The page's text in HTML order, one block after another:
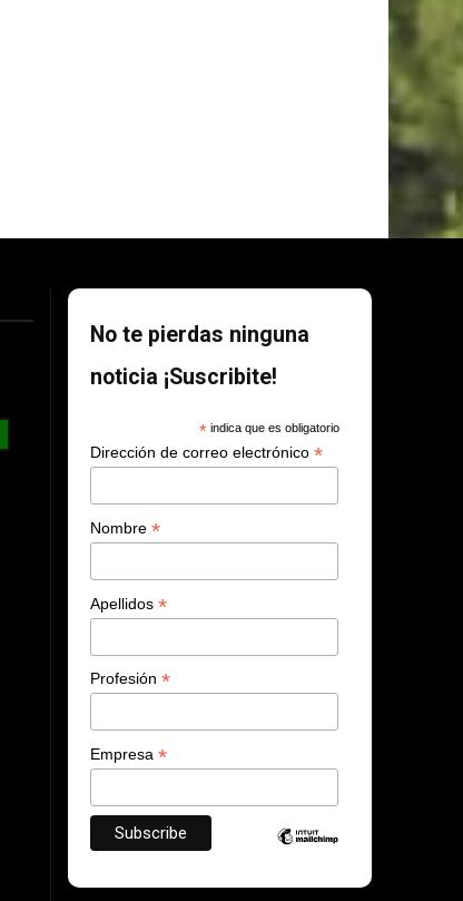
No te pierdas ninguna
noticia ¡Suscribite!
*indica que es obligatorio
Dirección de correo electrónico*
Nombre*
Apellidos*
Profesión*
Empresa*